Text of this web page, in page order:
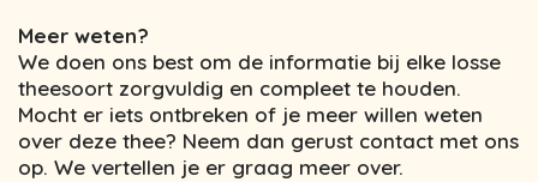
Meer weten?
We doen ons best om de informatie bij elke losse
theesoort zorgvuldig en compleet te houden.
Mocht er iets ontbreken of je meer willen weten
over deze thee? Neem dan gerust contact met ons
op. We vertellen je er graag meer over.